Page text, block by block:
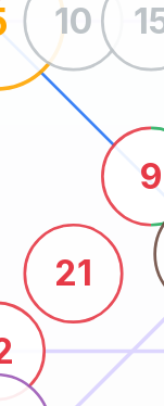
21
9
10